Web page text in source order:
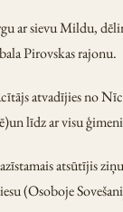
ar sievu Mildu,
Pirovskas rajonu.
atvadījies no
līdz ar visu
atsūtījis
(Osoboje